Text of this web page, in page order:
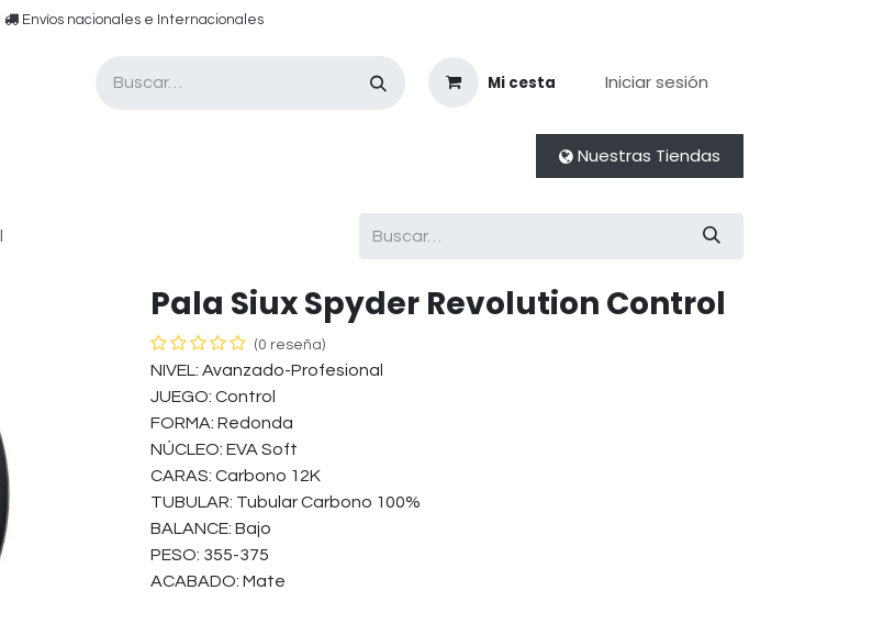
​​ E​nvíos nacionales e ​​​Internacionales​
Mi cesta Iniciar sesión
Nuestras Tiendas
Pala Siux Spyder Revolution Control
(0 reseña)
NIVEL: Avanzado-Profesional
JUEGO: Control
FORMA: Redonda
NÚCLEO: EVA Soft
CARAS: Carbono 12K
TUBULAR: Tubular Carbono 100%
BALANCE: Bajo
PESO: 355-375
ACABADO: Mate